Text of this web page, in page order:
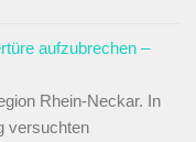
aufzubrechen –
Rhein-Neckar. In
versuchten